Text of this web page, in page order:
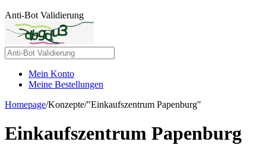
Anti-Bot Validierung
Mein Konto
Meine Bestellungen
Homepage/Konzepte/"Einkaufszentrum Papenburg"
Einkaufszentrum Papenburg